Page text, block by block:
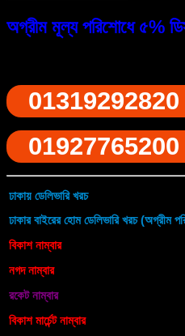
Bag(
Black
অগ্রীম মূল্য পরিশোধে ৫%
01319292820
01927765200
ঢাকায় ডেলিভারি খরচ
ঢাকার বাইরের হোম ডেলিভারি খরচ (অগ্রীম
বিকাশ নাম্বার
নগদ নাম্বার
রকেট নাম্বার
বিকাশ মার্চেন্ট নাম্বার